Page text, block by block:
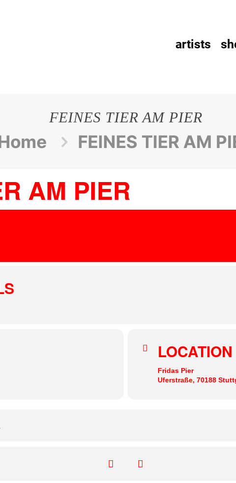
artists
FEINES TIER AM PIER
FEINES TIER AM
AM PIER
LOCATION
Fridas Pier
Uferstraße, 70188